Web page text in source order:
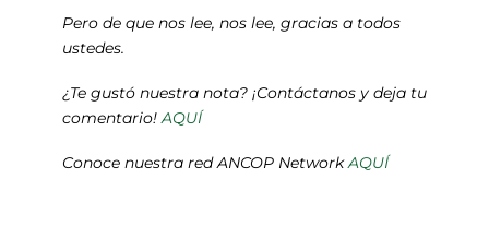
Pero de que nos lee, nos lee, gracias a todos
ustedes.
¿Te gustó nuestra nota? ¡Contáctanos y deja tu
comentario!AQUÍ
Conoce nuestra red ANCOP NetworkAQUÍ